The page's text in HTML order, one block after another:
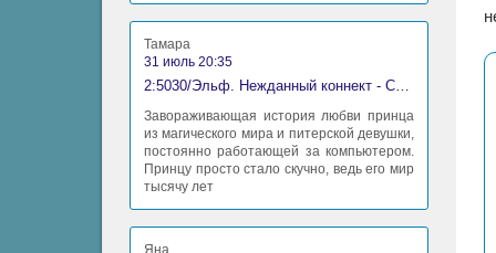
Тамара
31 июль 20:35
2:5030/Эльф. Нежданный коннект - Станислав Миков
Завораживающая история любви принца
из магического мира и питерской девушки,
постоянно работающей за компьютером.
Принцу просто стало скучно, ведь его мир
тысячу лет